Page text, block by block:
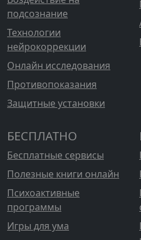
подсознание
Технологии
нейрокоррекции
Онлайн исследования
Противопоказания
Защитные установки
БЕСПЛАТНО
Бесплатные сервисы
Полезные книги онлайн
Психоактивные
программы
Игры для ума